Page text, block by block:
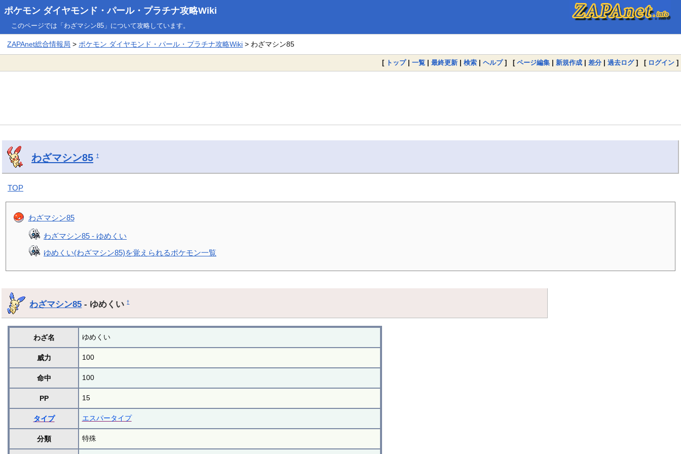
ポケモン ダイヤモンド・パール・プラチナ攻略Wiki
このページでは「わざマシン85」について攻略しています。
ZAPAnet総合情報局 >ポケモン ダイヤモンド・パール・プラチナ攻略Wiki > わざマシン85
[ トップ| 一覧 | 最終更新 | 検索 | ヘルプ] [ ページ編集 | 新規作成 | 差分 | 過去ログ] [ ログイン ]
わざマシン85 †
TOP
わざマシン85
わざマシン85 - ゆめくい
ゆめくい(わざマシン85)を覚えられるポケモン一覧
わざマシン85 - ゆめくい†
わざ名 ゆめくい
威力 100
命中 100
PP 15
タイプ エスパータイプ
分類 特殊